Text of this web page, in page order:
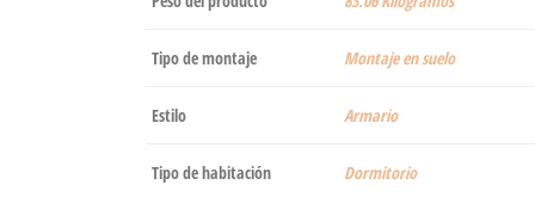
Tipo de montaje ‎Montaje en suelo
Estilo ‎Armario
Tipo de habitación ‎Dormitorio